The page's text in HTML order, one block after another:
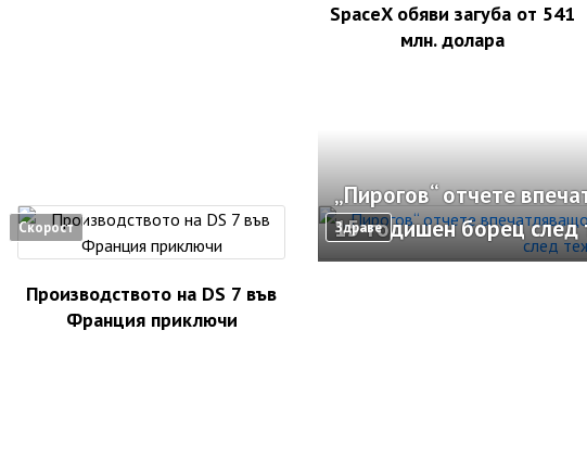
SpaceX обяви загуба от 541
млн. долара
Скорост
Производството на DS 7 във
Франция приключи
Здраве
„Пирогов“ отчете
15-годишен борец след